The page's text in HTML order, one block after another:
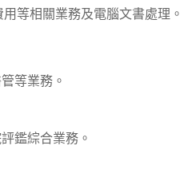
等相關業務及電腦文書處理。
等業務。
鑑綜合業務。